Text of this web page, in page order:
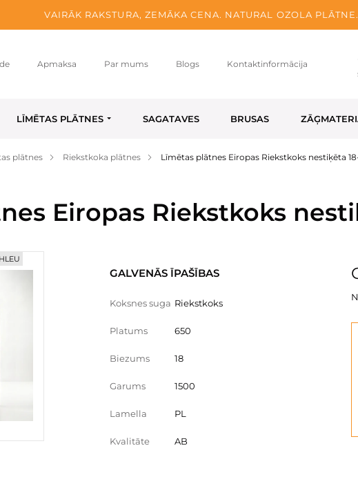
VAIRĀK RAKSTURA, ZEMĀKA CENA. NATURAL OZOLA PLĀTNE.
Apmaksa Par mums Blogs Kontaktinformācija
LĪMĒTAS PLĀTNES SAGATAVES BRUSAS
plātnes Riekstkoka plātnes Līmētas plātnes Eiropas Riekstkoks nestiķēta
Eiropas Riekstkoks
GALVENĀS ĪPAŠĪBAS
Koksnes suga Riekstkoks
Platums 650
Biezums 18
Garums 1500
Lamella PL
Kvalitāte AB